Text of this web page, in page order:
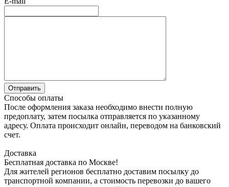
Способы оплаты
После оформления заказа необходимо внести полную
предоплату, затем посылка отправляется по указанному
адресу. Оплата происходит онлайн, переводом на банковский
счет.
Доставка
Бесплатная доставка по Москве!
Для жителей регионов бесплатно доставим посылку до
транспортной компании, а стоимость перевозки до вашего